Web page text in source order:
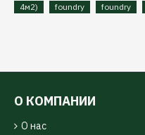
4м2)
foundry foundry
О КОМПАНИИ
О нас